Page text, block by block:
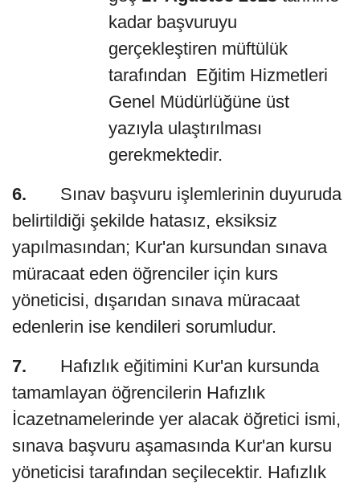
kadar başvuruyu
gerçekleştiren müftülük
tarafından Eğitim Hizmetleri
Genel Müdürlüğüne üst
yazıyla ulaştırılması
gerekmektedir.
6. Sınav başvuru işlemlerinin duyuruda
belirtildiği şekilde hatasız, eksiksiz
yapılmasından; Kur'an kursundan sınava
müracaat eden öğrenciler için kurs
yöneticisi, dışarıdan sınava müracaat
edenlerin ise kendileri sorumludur.
7. Hafızlık eğitimini Kur'an kursunda
tamamlayan öğrencilerin Hafızlık
İcazetnamelerinde yer alacak öğretici ismi,
sınava başvuru aşamasında Kur'an kursu
yöneticisi tarafından seçilecektir. Hafızlık